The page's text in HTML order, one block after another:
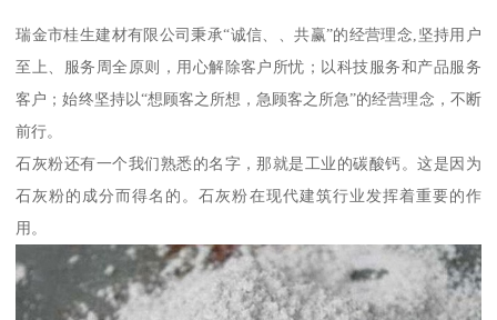
瑞金市桂生建材有限公司秉承“诚信、、共赢”的经营理念,坚持用户
至上、服务周全原则，用心解除客户所忧；以科技服务和产品服务
客户；始终坚持以“想顾客之所想，急顾客之所急”的经营理念，不断
前行。
石灰粉还有一个我们熟悉的名字，那就是工业的碳酸钙。这是因为
石灰粉的成分而得名的。石灰粉在现代建筑行业发挥着重要的作
用。